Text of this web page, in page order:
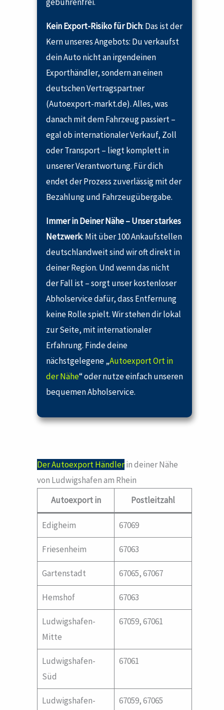
Kein Export-Risiko für Dich: Das ist der
Kern unseres Angebots: Du verkaufst
dein Auto nicht an irgendeinen
Exporthändler, sondern an einen
deutschen Vertragspartner
(Autoexport-markt.de). Alles, was
danach mit dem Fahrzeug passiert –
egal ob internationaler Verkauf, Zoll
oder Transport – liegt komplett in
unserer Verantwortung. Für dich
endet der Prozess zuverlässig mit der
Bezahlung und Fahrzeugübergabe.
Immer in Deiner Nähe – Unser starkes
Netzwerk: Mit über 100 Ankaufstellen
deutschlandweit sind wir oft direkt in
deiner Region. Und wenn das nicht
der Fall ist – sorgt unser kostenloser
Abholservice dafür, dass Entfernung
keine Rolle spielt. Wir stehen dir lokal
zur Seite, mit internationaler
Erfahrung. Finde deine
nächstgelegene „Autoexport Ort in
der Nähe“ oder nutze einfach unseren
bequemen Abholservice.
Der Autoexport Händlerin deiner Nähe
von Ludwigshafen am Rhein
Autoexport in
Postleitzahl
Edigheim 67069
Friesenheim 67063
Gartenstadt 67065, 67067
Hemshof 67063
Ludwigshafen-
Mitte
67059, 67061
Ludwigshafen-
Süd
67061
Ludwigshafen-
67059, 67065